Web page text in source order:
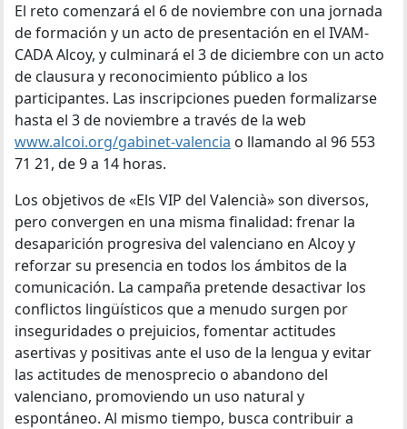
El reto comenzará el 6 de noviembre con una jornada
de formación y un acto de presentación en el IVAM-
CADA Alcoy, y culminará el 3 de diciembre con un acto
de clausura y reconocimiento público a los
participantes. Las inscripciones pueden formalizarse
hasta el 3 de noviembre a través de la web
www.alcoi.org/gabinet-valencia o llamando al 96 553
71 21, de 9 a 14 horas.
Los objetivos de «Els VIP del Valencià» son diversos,
pero convergen en una misma finalidad: frenar la
desaparición progresiva del valenciano en Alcoy y
reforzar su presencia en todos los ámbitos de la
comunicación. La campaña pretende desactivar los
conflictos lingüísticos que a menudo surgen por
inseguridades o prejuicios, fomentar actitudes
asertivas y positivas ante el uso de la lengua y evitar
las actitudes de menosprecio o abandono del
valenciano, promoviendo un uso natural y
espontáneo. Al mismo tiempo, busca contribuir a